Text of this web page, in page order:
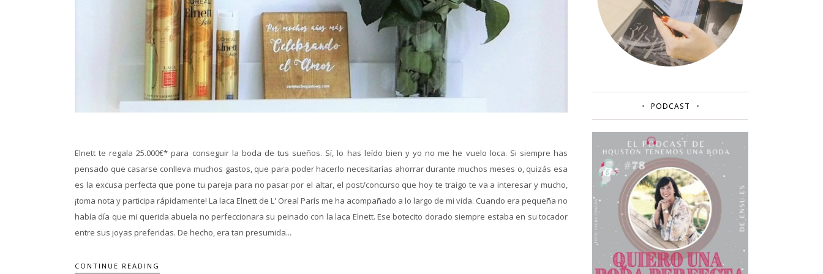
Elnett te regala 25.000€* para conseguir la boda de tus sueños. Sí, lo has leído bien y yo no me he vuelo loca. Si siempre has
pensado que casarse conlleva muchos gastos, que para poder hacerlo necesitarías ahorrar durante muchos meses o, quizás esa
es la excusa perfecta que pone tu pareja para no pasar por el altar, el post/concurso que hoy te traigo te va a interesar y mucho,
¡toma nota y participa rápidamente! La laca Elnett de L' Oreal París me ha acompañado a lo largo de mi vida. Cuando era pequeña no
había día que mi querida abuela no perfeccionara su peinado con la laca Elnett. Ese botecito dorado siempre estaba en su tocador
entre sus joyas preferidas. De hecho, era tan presumida...
CONTINUE READING
PODCAST